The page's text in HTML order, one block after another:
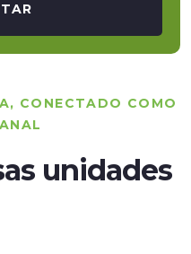
CONECTADO COMO
unidades